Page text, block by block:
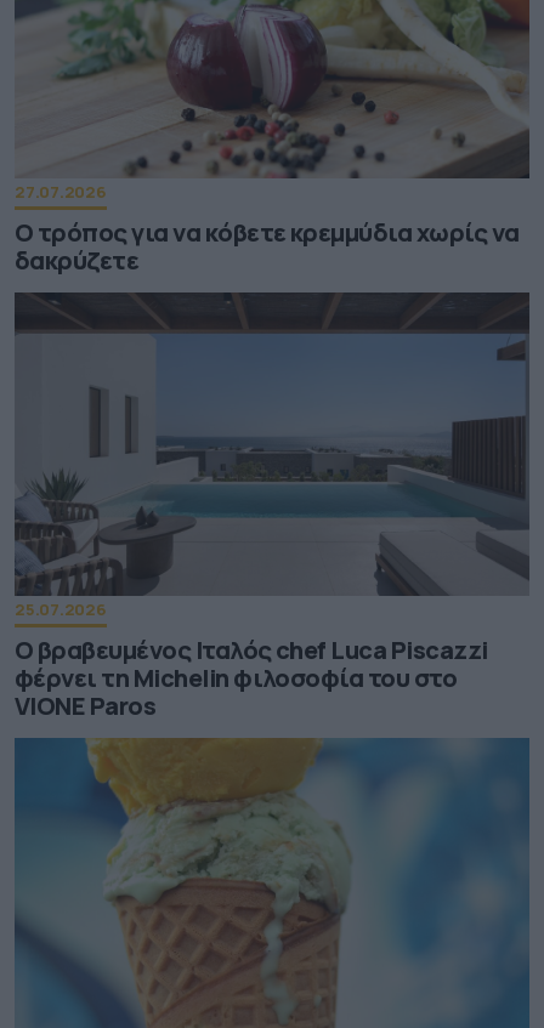
27.07.2026
Ο τρόπος για να κόβετε κρεμμύδια χωρίς να
δακρύζετε
25.07.2026
Ο βραβευμένος Ιταλός chef Luca Piscazzi
φέρνει τη Michelin φιλοσοφία του στο
VIONE Paros